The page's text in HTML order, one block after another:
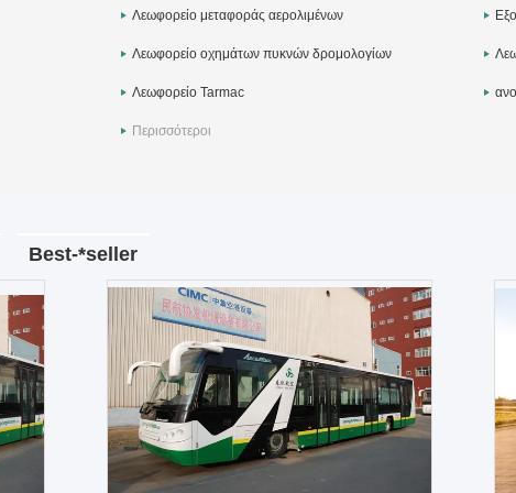
Λεωφορείο μεταφοράς αερολιμένων
Λεωφορείο οχημάτων πυκνών δρομολογίων
αερολιμένων
Λεωφορείο Tarmac
Περισσότεροι
Best-*seller
Όχημα πυκνών δρομολογίων 14 κάθισμα
6 μηχανή diesel λεωφορείων αερολιμένων
πορτών για 110 χωρητικότητα επιβατών
πρότυπα
Επικοινωνήστε